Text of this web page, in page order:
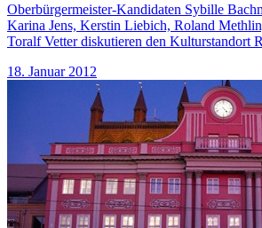
Oberbürgermeister-Kandidaten Sybille
Karina Jens, Kerstin Liebich, Roland
Toralf Vetter diskutieren den Kulturstandort
18. Januar 2012